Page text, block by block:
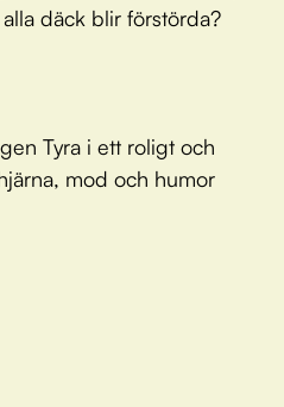
däck blir förstörda?
Tyra i ett roligt och
mod och humor